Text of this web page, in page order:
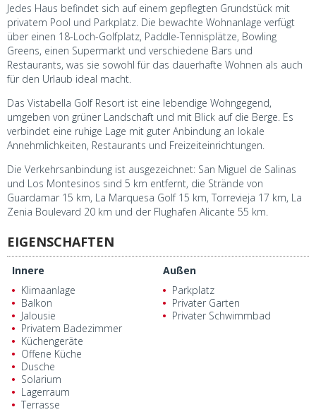
Jedes Haus befindet sich auf einem gepflegten Grundstück mit
privatem Pool und Parkplatz. Die bewachte Wohnanlage verfügt
über einen 18-Loch-Golfplatz, Paddle-Tennisplätze, Bowling
Greens, einen Supermarkt und verschiedene Bars und
Restaurants, was sie sowohl für das dauerhafte Wohnen als auch
für den Urlaub ideal macht.
Das Vistabella Golf Resort ist eine lebendige Wohngegend,
umgeben von grüner Landschaft und mit Blick auf die Berge. Es
verbindet eine ruhige Lage mit guter Anbindung an lokale
Annehmlichkeiten, Restaurants und Freizeiteinrichtungen.
Die Verkehrsanbindung ist ausgezeichnet: San Miguel de Salinas
und Los Montesinos sind 5 km entfernt, die Strände von
Guardamar 15 km, La Marquesa Golf 15 km, Torrevieja 17 km, La
Zenia Boulevard 20 km und der Flughafen Alicante 55 km.
EIGENSCHAFTEN
Innere
Klimaanlage
Balkon
Jalousie
Privatem Badezimmer
Küchengeräte
Offene Küche
Dusche
Solarium
Lagerraum
Terrasse
Außen
Parkplatz
Privater Garten
Privater Schwimmbad